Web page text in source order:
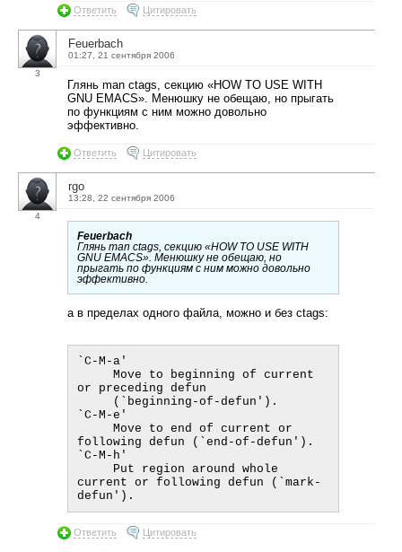
Ответить Цитировать
3
Feuerbach
01:27, 21 сентября 2006
Глянь man ctags, секцию «HOW TO USE WITH
GNU EMACS». Менюшку не обещаю, но прыгать
по функциям с ним можно довольно
эффективно.
Ответить Цитировать
4
rgo
13:28, 22 сентября 2006
Feuerbach
Глянь man ctags, секцию «HOW TO USE WITH
GNU EMACS». Менюшку не обещаю, но
прыгать по функциям с ним можно довольно
эффективно.
а в пределах одного файла, можно и без ctags:
`C-M-a'
or preceding defun
`C-M-e'
following defun (`end-of-defun').
`C-M-h'
current or following defun (`mark-
Ответить Цитировать